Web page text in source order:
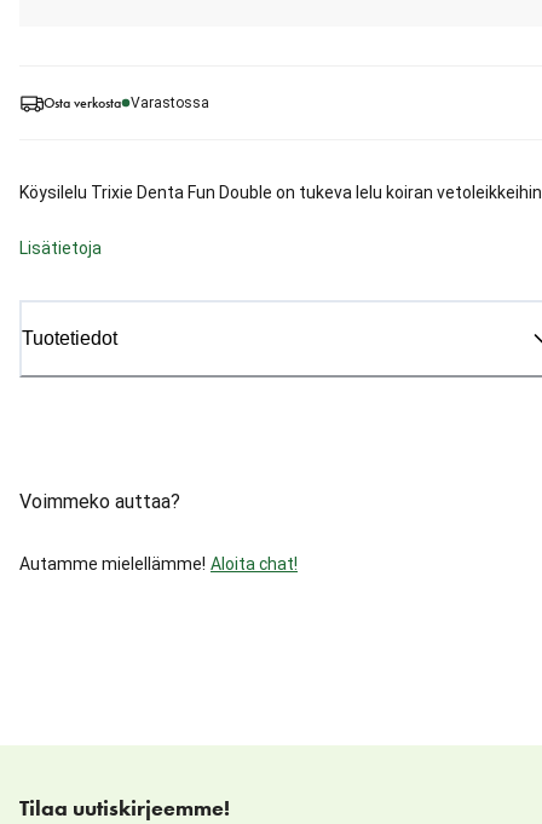
Osta verkosta Varastossa
Köysilelu Trixie Denta Fun Double on tukeva lelu koiran
Lisätietoja
Tuotetiedot
Voimmeko auttaa?
Autamme mielellämme! Aloita chat!
Tilaa uutiskirjeemme!